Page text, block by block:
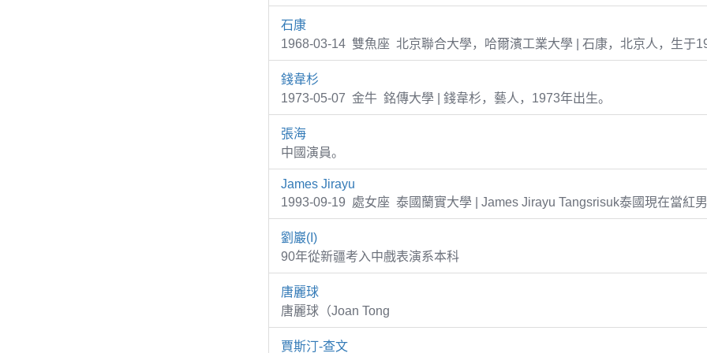
石康
1968-03-14 雙魚座 北京聯合大學，哈爾濱工業大學 | 石康，北京人，生于
錢韋杉
1973-05-07 金牛 銘傳大學 | 錢韋杉，藝人，1973年出生。
張海
中國演員。
James Jirayu
1993-09-19 處女座 泰國蘭實大學 | James Jirayu Tangsrisuk泰國現在當紅男
劉巖(I)
90年從新疆考入中戲表演系本科
唐麗球
唐麗球（Joan Tong
賈斯汀-查文